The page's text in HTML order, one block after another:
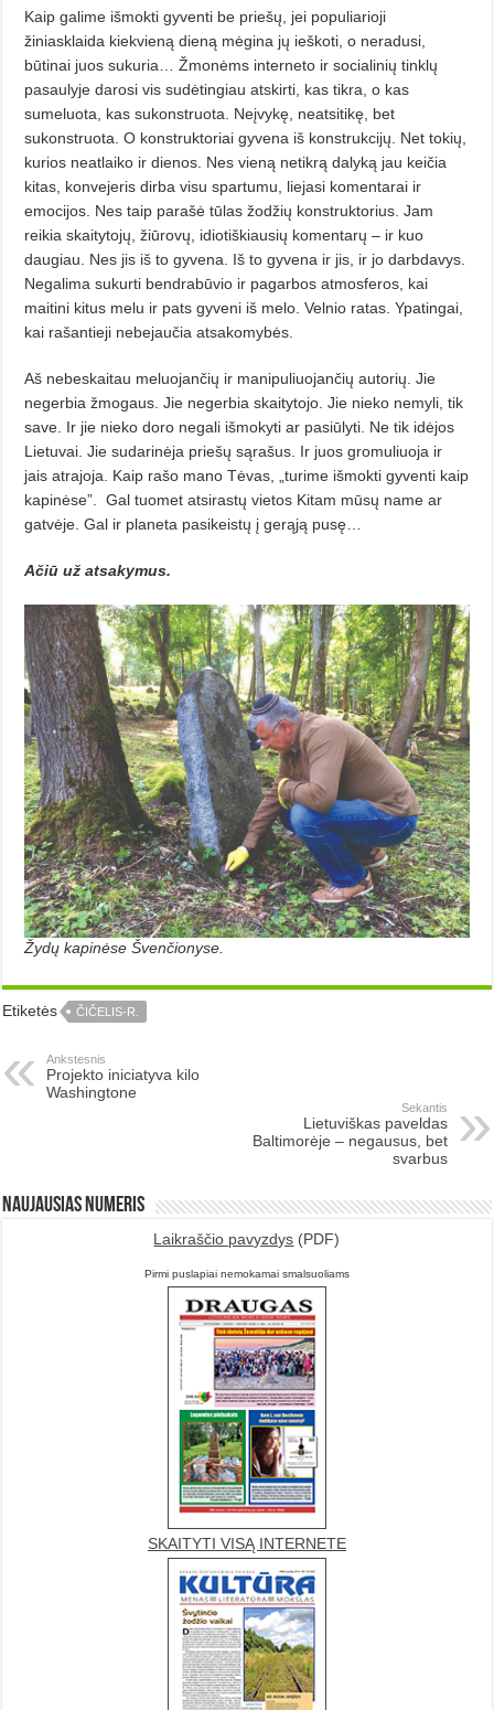
Kaip galime išmokti gyventi be priešų, jei populiarioji
žiniasklaida kiekvieną dieną mėgina jų ieškoti, o neradusi,
būtinai juos sukuria… Žmonėms interneto ir socialinių tinklų
pasaulyje darosi vis sudėtingiau atskirti, kas tikra, o kas
sumeluota, kas sukonstruota. Neįvykę, neatsitikę, bet
sukonstruota. O konstruktoriai gyvena iš konstrukcijų. Net tokių,
kurios neatlaiko ir dienos. Nes vieną netikrą dalyką jau keičia
kitas, konvejeris dirba visu spartumu, liejasi komentarai ir
emocijos. Nes taip parašė tūlas žodžių konstruktorius. Jam
reikia skaitytojų, žiūrovų, idiotiškiausių komentarų – ir kuo
daugiau. Nes jis iš to gyvena. Iš to gyvena ir jis, ir jo darbdavys.
Negalima sukurti bendrabūvio ir pagarbos atmosferos, kai
maitini kitus melu ir pats gyveni iš melo. Velnio ratas. Ypatingai,
kai rašantieji nebejaučia atsakomybės.
Aš nebeskaitau meluojančių ir manipuliuojančių autorių. Jie
negerbia žmogaus. Jie negerbia skaitytojo. Jie nieko nemyli, tik
save. Ir jie nieko doro negali išmokyti ar pasiūlyti. Ne tik idėjos
Lietuvai. Jie sudarinėja priešų sąrašus. Ir juos gromuliuoja ir
jais atrajoja. Kaip rašo mano Tėvas, „turime išmokti gyventi kaip
kapinėse”.
Gal tuomet atsirastų vietos Kitam mūsų name ar
gatvėje. Gal ir planeta pasikeistų į gerąją pusę…
Ačiū už atsakymus.
Žydų kapinėse Švenčionyse.
Etiketės ČIČELIS-R.
Ankstesnis
Projekto iniciatyva kilo
Washingtone
Sekantis
Lietuviškas paveldas
Baltimorėje – negausus, bet
svarbus
Naujausias numeris
Laikraščio pavyzdys (PDF)
Pirmi puslapiai nemokamai smalsuoliams
SKAITYTI VISĄ INTERNETE